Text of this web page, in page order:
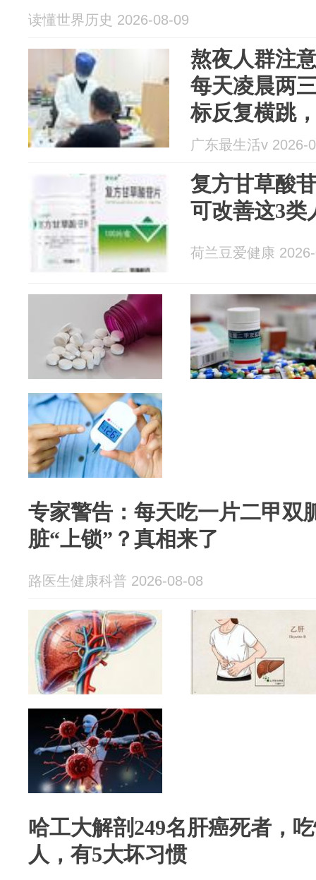
读懂世界历史 2026-08-09
熬夜人群注
每天凌晨两
标反复横跳
广东最生活v 2026-
复方甘草酸
可改善这3类
荷兰豆爱健康
专家警告：每天吃一片二甲双
脏“上锁”？真相来了
路医生健康科普 2026-08-08
哈工大解剖249名肝癌死者，
人，有5大坏习惯